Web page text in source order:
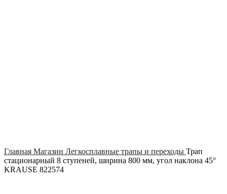
Главная Магазин Легкосплавные трапы и переходы Трап
стационарный 8 ступеней, ширина 800 мм, угол наклона 45°
KRAUSE 822574